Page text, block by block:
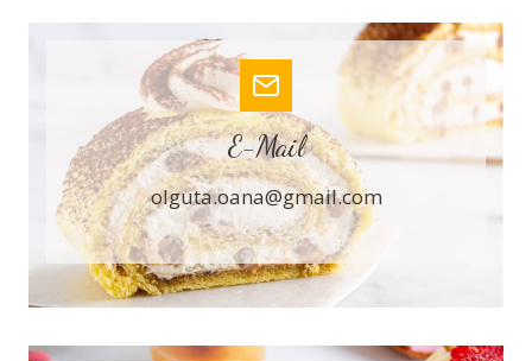
E-Mail
olguta.oana@gmail.com